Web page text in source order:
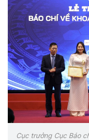
Cục trưởng Cục Báo